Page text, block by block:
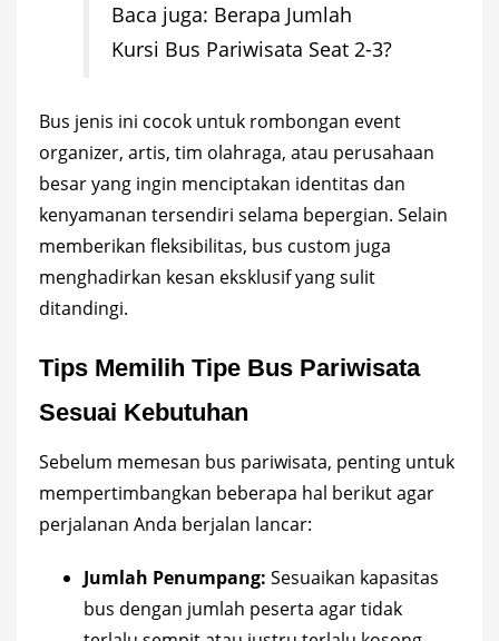
Baca juga: Berapa Jumlah
Kursi Bus Pariwisata Seat 2-3?
Bus jenis ini cocok untuk rombongan event
organizer, artis, tim olahraga, atau perusahaan
besar yang ingin menciptakan identitas dan
kenyamanan tersendiri selama bepergian. Selain
memberikan fleksibilitas, bus custom juga
menghadirkan kesan eksklusif yang sulit
ditandingi.
Tips Memilih Tipe Bus Pariwisata
Sesuai Kebutuhan
Sebelum memesan bus pariwisata, penting untuk
mempertimbangkan beberapa hal berikut agar
perjalanan Anda berjalan lancar:
Jumlah Penumpang: Sesuaikan kapasitas
bus dengan jumlah peserta agar tidak